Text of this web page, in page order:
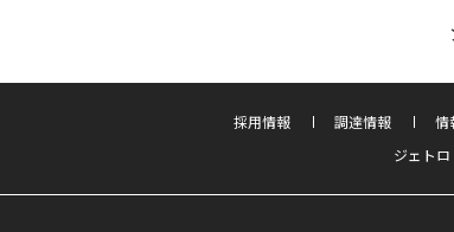
採用情報 調達情報 情
ジェト